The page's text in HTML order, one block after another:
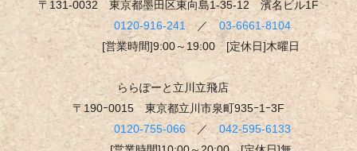
〒131-0032 東京都墨田区東向島1-35-12 濱名ビル1F
0120-916-241 ／03-6661-8104
[営業時間]9:00～19:00 [定休日]木曜日
ららぽーと立川立飛店
〒190ｰ0015 東京都立川市泉町935ｰ1ｰ3F
0120-755-066／ 042-595-6133